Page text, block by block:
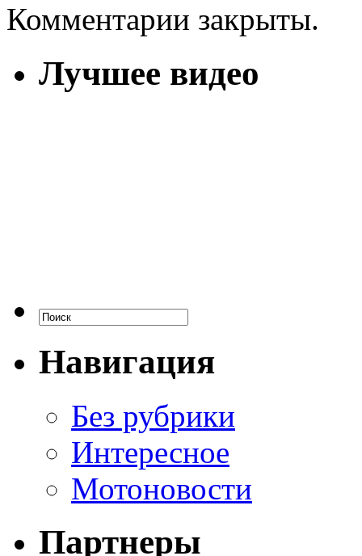
Комментарии закрыты.
Лучшее видео
Навигация
Без рубрики
Интересное
Мотоновости
Партнеры